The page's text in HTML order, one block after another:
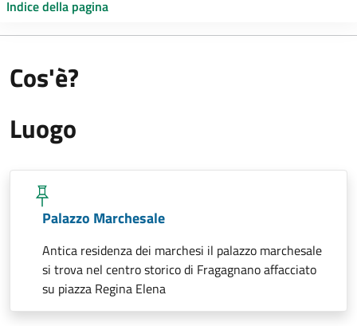
Indice della pagina
Cos'è?
Luogo
Palazzo Marchesale
Antica residenza dei marchesi il palazzo marchesale
si trova nel centro storico di Fragagnano affacciato
su piazza Regina Elena